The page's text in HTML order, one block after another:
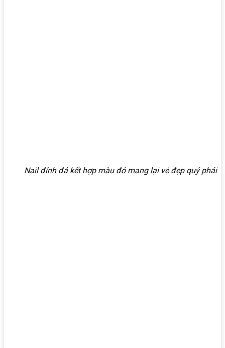
Nail đính đá kết hợp màu đỏ mang lại vẻ đẹp quý phái